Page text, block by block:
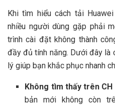
Khi tìm hiểu cách tải
nhiều người dùng gặp phải
trình cài đặt không thành
đầy đủ tính năng. Dưới đây là
lý giúp bạn khắc phục nhanh
Không tìm thấy trên CH
bản mới không còn